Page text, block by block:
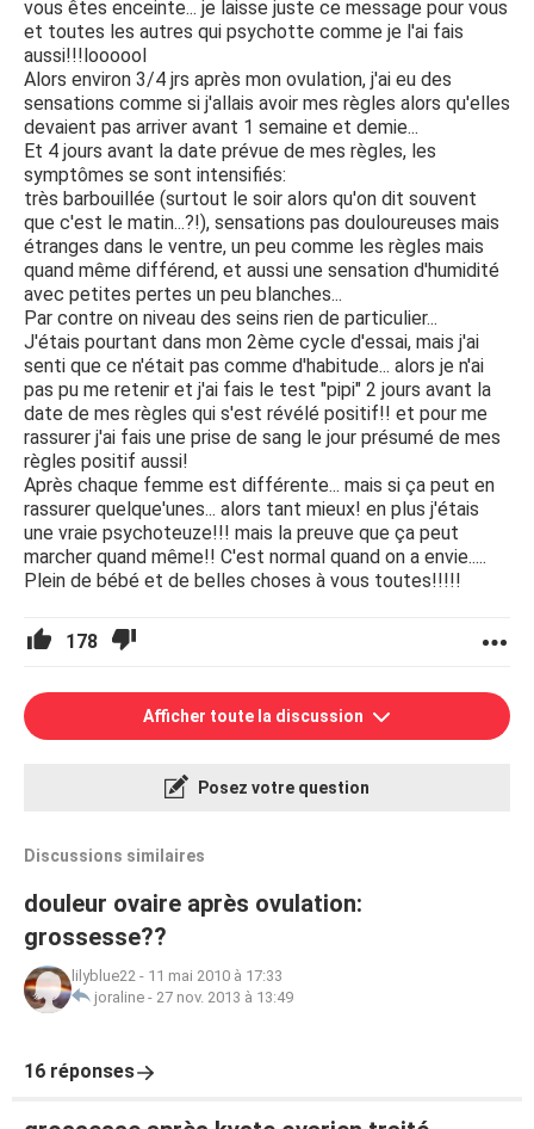
vous êtes enceinte... je laisse juste ce message pour vous
et toutes les autres qui psychotte comme je l'ai fais
aussi!!!loooool
Alors environ 3/4 jrs après mon ovulation, j'ai eu des
sensations comme si j'allais avoir mes règles alors qu'elles
devaient pas arriver avant 1 semaine et demie...
Et 4 jours avant la date prévue de mes règles, les
symptômes se sont intensifiés:
très barbouillée (surtout le soir alors qu'on dit souvent
que c'est le matin...?!), sensations pas douloureuses mais
étranges dans le ventre, un peu comme les règles mais
quand même différend, et aussi une sensation d'humidité
avec petites pertes un peu blanches...
Par contre on niveau des seins rien de particulier...
J'étais pourtant dans mon 2ème cycle d'essai, mais j'ai
senti que ce n'était pas comme d'habitude... alors je n'ai
pas pu me retenir et j'ai fais le test "pipi" 2 jours avant la
date de mes règles qui s'est révélé positif!! et pour me
rassurer j'ai fais une prise de sang le jour présumé de mes
règles positif aussi!
Après chaque femme est différente... mais si ça peut en
rassurer quelque'unes... alors tant mieux! en plus j'étais
une vraie psychoteuze!!! mais la preuve que ça peut
marcher quand même!! C'est normal quand on a envie.....
Plein de bébé et de belles choses à vous toutes!!!!!
178
Afficher toute la discussion
Posez votre question
Discussions similaires
douleur ovaire après ovulation:
grossesse??
lilyblue22 - 11 mai 2010 à 17:33
joraline - 27 nov. 2013 à 13:49
16 réponses